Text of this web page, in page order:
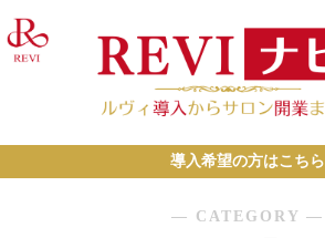
導入希望の方はこちら
― CATEGORY ―